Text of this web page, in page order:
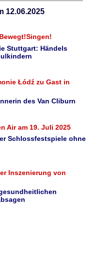
12.06.2025
Stuttgart: Händels
Łódź zu Gast in
des Van Cliburn
Air am 19. Juli 2025
Schlossfestspiele ohne
Inszenierung von